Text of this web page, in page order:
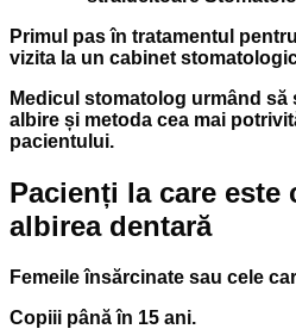
Primul pas în tratamentul
vizita la un cabinet
Medicul stomatolog urmând
albire și metoda cea mai
pacientului.
Pacienți la care este
albirea dentară
Femeile însărcinate sau cele
Copiii până în 15 ani.